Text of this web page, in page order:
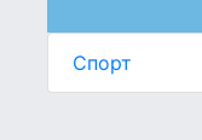
Спорт